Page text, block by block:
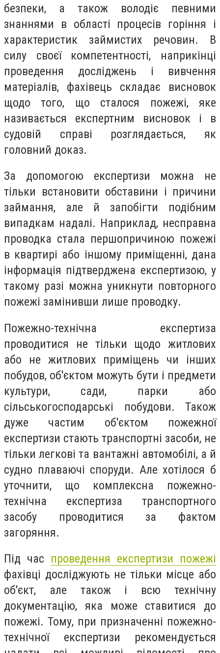
безпеки, а також володіє певними
знаннями в області процесів горіння і
характеристик займистих речовин. В
силу своєї компетентності, наприкінці
проведення досліджень і вивчення
матеріалів, фахівець складає висновок
щодо того, що сталося пожежі, яке
називається експертним висновок і в
судовій справі розглядається, як
головний доказ.
За допомогою експертизи можна не
тільки встановити обставини і причини
займання, але й запобігти подібним
випадкам надалі. Наприклад, несправна
проводка стала першопричиною пожежі
в квартирі або іншому приміщенні, дана
інформація підтверджена експертизою, у
такому разі можна уникнути повторного
пожежі замінивши лише проводку.
Пожежно-технічна експертиза
проводитися не тільки щодо житлових
або не житлових приміщень чи інших
побудов, об'єктом можуть бути і предмети
культури, сади, парки або
сільськогосподарські побудови. Також
дуже частим об'єктом пожежної
експертизи стають транспортні засоби, не
тільки легкові та вантажні автомобілі, а й
судно плаваючі споруди. Але хотілося б
уточнити, що комплексна пожежно-
технічна експертиза транспортного
засобу проводитися за фактом
загоряння.
Під час проведення експертизи пожежі
фахівці досліджують не тільки місце або
об'єкт, але також і всю технічну
документацію, яка може ставитися до
пожежі. Тому, при призначенні пожежно-
технічної експертизи рекомендується